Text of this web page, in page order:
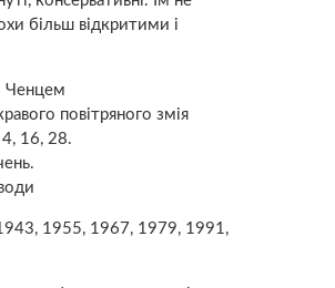
більш відкритими і
Ченцем
повітряного змія
16, 28.
1955, 1967, 1979, 1991,